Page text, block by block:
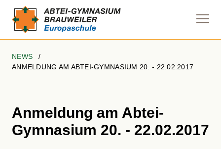
NEWS
ANMELDUNG AM ABTEI-GYMNASIUM 20. - 22.02.2017
Anmeldung am Abtei-
Gymnasium 20. - 22.02.2017